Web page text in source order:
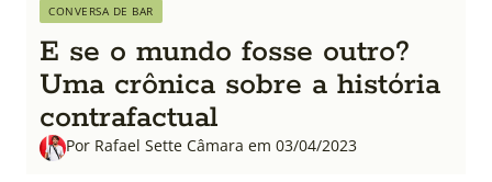
CONVERSA DE BAR
E se o mundo fosse outro?
Uma crônica sobre a história
contrafactual
Por Rafael Sette Câmara em 03/04/2023